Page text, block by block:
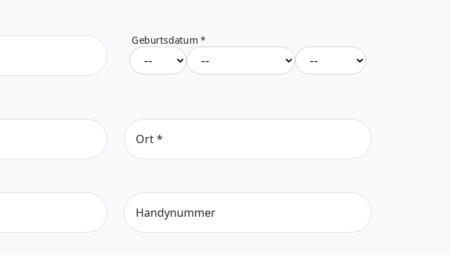
Geburtsdatum*
Ort*
Handynummer